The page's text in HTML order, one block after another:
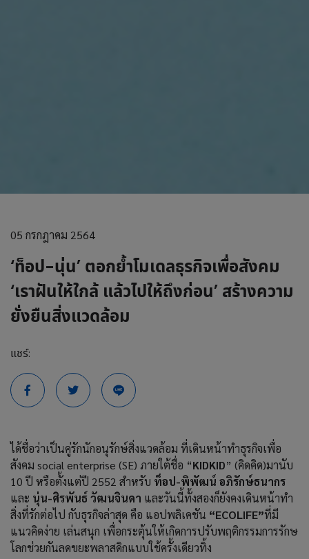
05 กรกฎาคม 2564
‘ท็อป-นุ่น’ ตอกย้ำโมเดลธุรกิจเพื่อสังคม
‘เราฝันให้ใกล้ แล้วไปให้ถึงก่อน’ สร้างความ
ยั่งยืนสิ่งแวดล้อม
แชร์:
ได้ชื่อว่าเป็นคู่รักนักอนุรักษ์สิ่งแวดล้อม ที่เดินหน้าทำธุรกิจเพื่อ
สังคม social enterprise (SE) ภายใต้ชื่อ “KIDKID” (คิดคิด)มานับ
10 ปี หรือตั้งแต่ปี 2552 สำหรับ ท็อป-พิพัฒน์ อภิรักษ์ธนากร
และ นุ่น-ศิรพันธ์ วัฒนจินดา และวันนี้ทั้งสองก็ยังคงเดินหน้าทำ
สิ่งที่รักต่อไป กับธุรกิจล่าสุด คือ แอปพลิเคชัน “ECOLIFE”ที่มี
แนวคิดง่าย เล่นสนุก เพื่อกระตุ้นให้เกิดการปรับพฤติกรรมการรักษ
โลกช่วยกันลดขยะพลาสดิกแบบใช้ครั้งเดียวทิ้ง